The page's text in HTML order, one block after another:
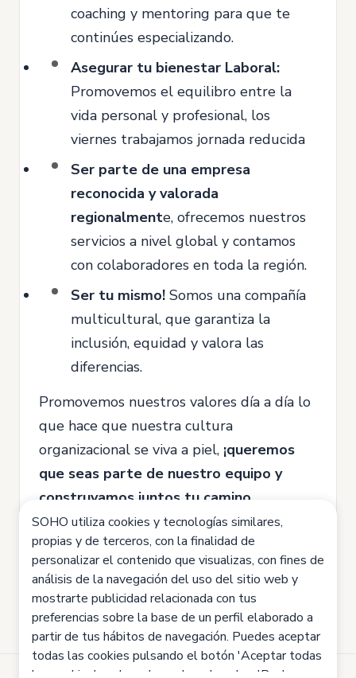
coaching y mentoring para que te
continúes especializando.
Asegurar tu bienestar Laboral:
Promovemos el equilibro entre la
vida personal y profesional, los
viernes trabajamos jornada reducida
Ser parte de una empresa
reconocida y valorada
regionalmente, ofrecemos nuestros
servicios a nivel global y contamos
con colaboradores en toda la región.
Ser tu mismo! Somos una compañía
multicultural, que garantiza la
inclusión, equidad y valora las
diferencias.
Promovemos nuestros valores día a día lo
que hace que nuestra cultura
organizacional se viva a piel, ¡queremos
que seas parte de nuestro equipo y
construyamos juntos tu camino
profesional!
¡Te esperamos!🤗
SOHO utiliza cookies y tecnologías similares,
propias y de terceros, con la finalidad de
personalizar el contenido que visualizas, con fines de
análisis de la navegación del uso del sitio web y
mostrarte publicidad relacionada con tus
preferencias sobre la base de un perfil elaborado a
partir de tus hábitos de navegación. Puedes aceptar
todas las cookies pulsando el botón 'Aceptar todas